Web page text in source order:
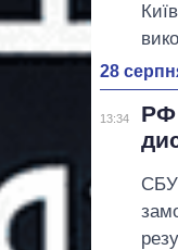
28
13:34
РФ
СБУ